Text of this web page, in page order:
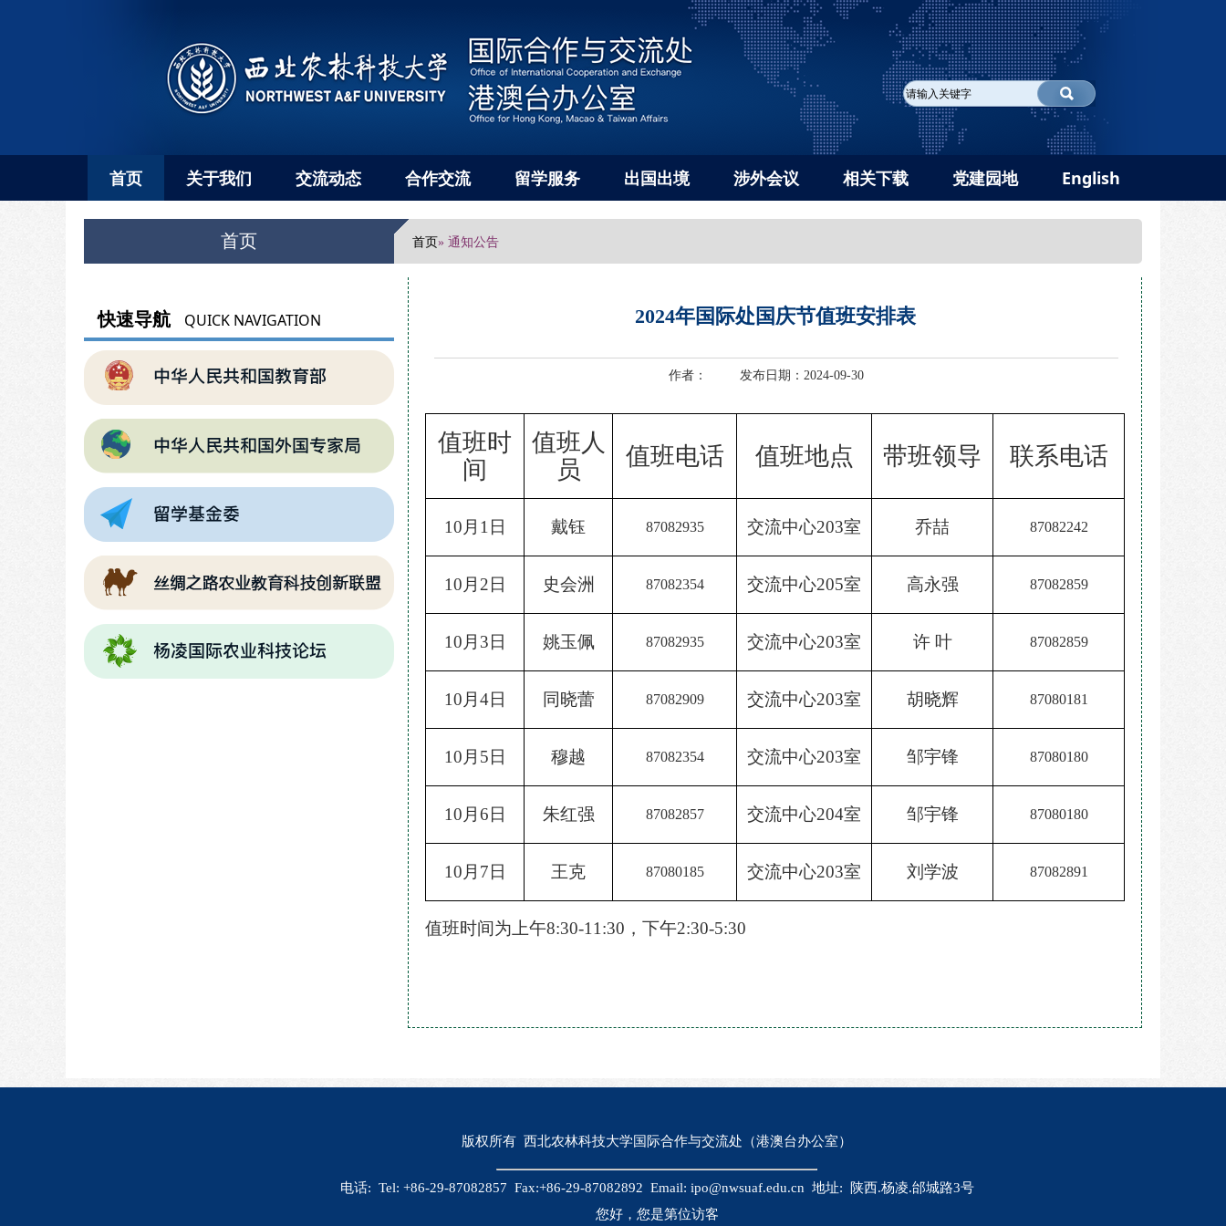
首页 关于我们 交流动态 合作交流 留学服务 出国出境 涉外会议 相关下载 党建园地 English
首页 首页» 通知公告
快速导航 QUICK NAVIGATION 2024年国际处国庆节值班安排表
作者： 发布日期：2024-09-30
值班时
间
值班人
员
值班电话 值班地点 带班领导 联系电话
10月1日 戴钰 87082935 交流中心203室 乔喆 87082242
10月2日 史会洲 87082354 交流中心205室 高永强 87082859
10月3日 姚玉佩 87082935 交流中心203室 许 叶 87082859
10月4日 同晓蕾 87082909 交流中心203室 胡晓辉 87080181
10月5日 穆越 87082354 交流中心203室 邹宇锋 87080180
10月6日 朱红强 87082857 交流中心204室 邹宇锋 87080180
10月7日 王克 87080185 交流中心203室 刘学波 87082891
值班时间为上午8:30-11:30，下午2:30-5:30
版权所有 西北农林科技大学国际合作与交流处（港澳台办公室）
电话: Tel: +86-29-87082857 Fax:+86-29-87082892 Email: ipo@nwsuaf.edu.cn 地址: 陕西.杨凌.邰城路3号
您好，您是第位访客